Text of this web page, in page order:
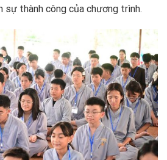
sự thành công của chương trình.